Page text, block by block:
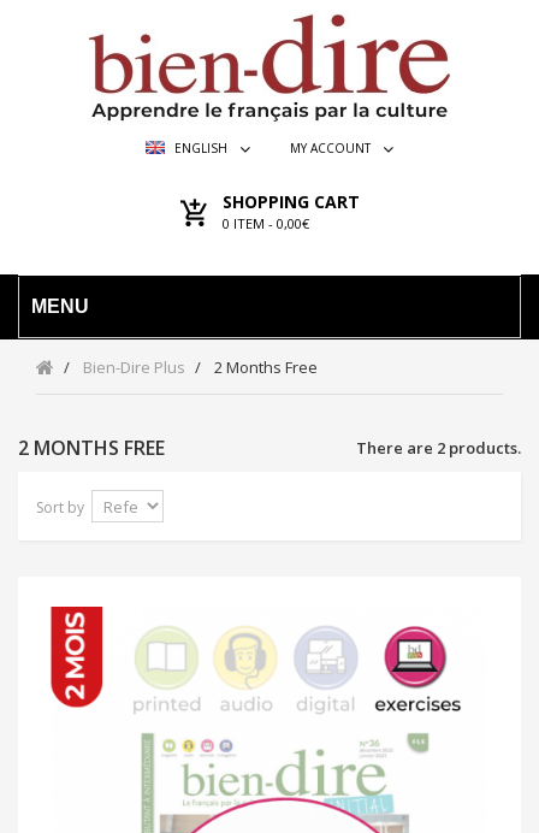
ENGLISH MY ACCOUNT
SHOPPING CART
0 ITEM - 0,00€
MENU
Bien-Dire Plus 2 Months Free
2 MONTHS FREE There are 2 products.
Sort by